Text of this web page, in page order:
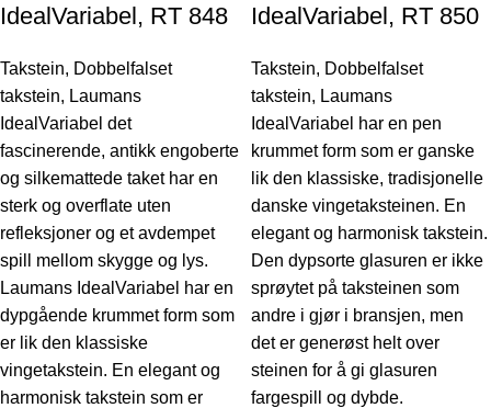
IdealVariabel, RT 848
Takstein, Dobbelfalset
takstein, Laumans
IdealVariabel det
fascinerende, antikk engoberte
og silkemattede taket har en
sterk og overflate uten
refleksjoner og et avdempet
spill mellom skygge og lys.
Laumans IdealVariabel har en
dypgående krummet form som
er lik den klassiske
vingetakstein. En elegant og
harmonisk takstein som er
IdealVariabel, RT 850
Takstein, Dobbelfalset
takstein, Laumans
IdealVariabel har en pen
krummet form som er ganske
lik den klassiske, tradisjonelle
danske vingetaksteinen. En
elegant og harmonisk takstein.
Den dypsorte glasuren er ikke
sprøytet på taksteinen som
andre i gjør i bransjen, men
det er generøst helt over
steinen for å gi glasuren
fargespill og dybde.